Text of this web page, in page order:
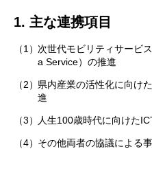
1. 主な連携項目
（1） 次世代モビリティサービ
a Service）の推進
（2） 県内産業の活性化に向け
進
（3） 人生100歳時代に向けた
（4） その他両者の協議による